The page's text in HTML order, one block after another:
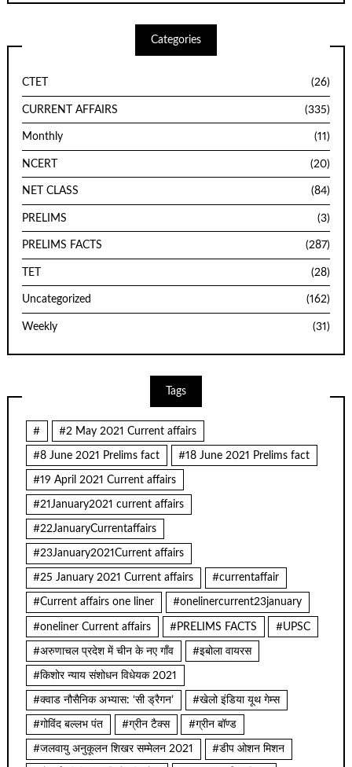
Categories
CTET (26)
CURRENT AFFAIRS (335)
Monthly (11)
NCERT (20)
NET CLASS (84)
PRELIMS (3)
PRELIMS FACTS (287)
TET (28)
Uncategorized (162)
Weekly (31)
Tags
# #2 May 2021 Current affairs
#8 June 2021 Prelims fact #18 June 2021 Prelims fact
#19 April 2021 Current affairs
#21January2021 current affairs
#22JanuaryCurrentaffairs
#23January2021Current affairs
#25 January 2021 Current affairs #currentaffair
#Current affairs one liner #onelinercurrent23january
#oneliner Current affairs #PRELIMS FACTS #UPSC
#अरुणाचल प्रदेश में चीन के नए गाँव #इबोला वायरस
#किशोर न्याय संशोधन विधेयक 2021
#क्वाड नौसैनिक अभ्यास: ‘सी ड्रैगन’ #खेलो इंडिया यूथ गेम्स
#गोविंद बल्लभ पंत #ग्रीन टैक्स #ग्रीन बॉण्ड
#जलवायु अनुकूलन शिखर सम्मेलन 2021 #डीप ओशन मिशन